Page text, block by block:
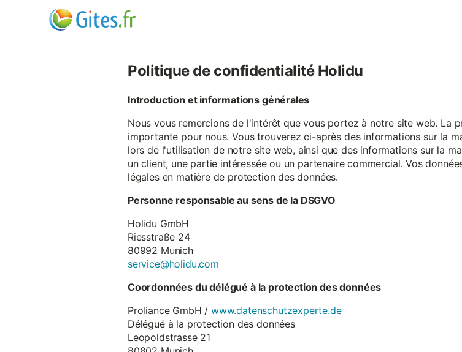
Politique de confidentialité Holidu
Introduction et informations générales
Nous vous remercions de l'intérêt que vous portez à notre site web. La
importante pour nous. Vous trouverez ci-après des informations sur la
lors de l'utilisation de notre site web, ainsi que des informations sur la
un client, une partie intéressée ou un partenaire commercial. Vos
légales en matière de protection des données.
Personne responsable au sens de la DSGVO
Holidu GmbH
Riesstraße 24
80992 Munich
service@holidu.com
Coordonnées du délégué à la protection des données
Proliance GmbH /www.datenschutzexperte.de
Délégué à la protection des données
Leopoldstrasse 21